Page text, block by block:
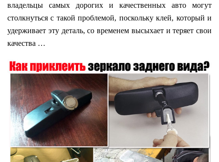
владельцы самых дорогих и качественных авто могут
столкнуться с такой проблемой, поскольку клей, который и
удерживает эту деталь, со временем высыхает и теряет свои
качества …